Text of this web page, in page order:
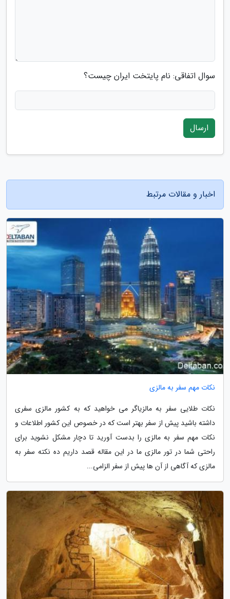
سوال اتفاقی: نام پایتخت ایران چیست؟
ارسال
اخبار و مقالات مرتبط
نکات مهم سفر به مالزی
نکات طلایی سفر به مالزیاگر می خواهید که به کشور مالزی سفری
داشته باشید پیش از سفر بهتر است که در خصوص این کشور اطلاعات و
نکات مهم سفر به مالزی را بدست آورید تا دچار مشکل نشوید برای
راحتی شما در تور مالزی ما در این مقاله قصد داریم ده نکته سفر به
مالزی که آگاهی از آن ها پیش از سفر الزامی...